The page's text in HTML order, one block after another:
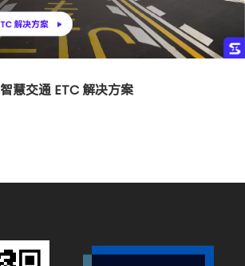
智慧交通 ETC 解决方案